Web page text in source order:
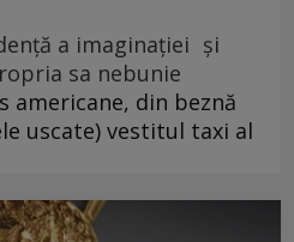
a imaginației și
sa nebunie
americane, din beznă
uscate) vestitul taxi al